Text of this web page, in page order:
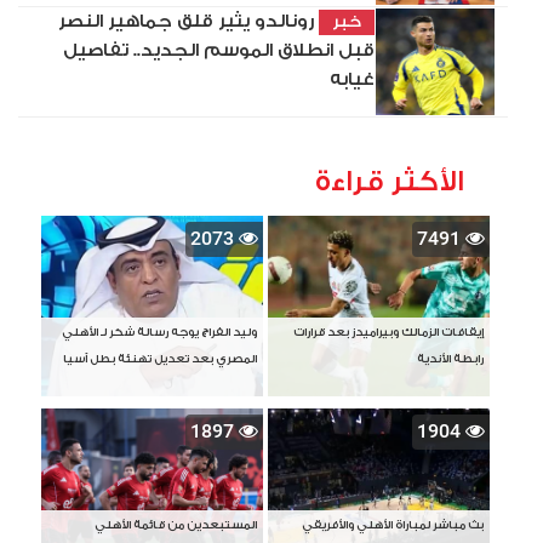
خبر
رونالدو يثير قلق جماهير النصر
قبل انطلاق الموسم الجديد.. تفاصيل
غيابه
الأكثر قراءة
7491
إيقافات الزمالك وبيراميدز بعد قرارات
رابطة الأندية
2073
وليد الفراج يوجه رسالة شكر لـ الأهلي
المصري بعد تعديل تهنئة بطل آسيا
1904
بث مباشر لمباراة الأهلي والأفريقي
1897
المستبعدين من قائمة الأهلي